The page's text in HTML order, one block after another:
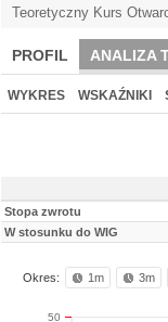
Teoretyczny Kurs
PROFIL ANALIZA
WYKRES WSKAŹNIKI
Stopa zwrotu
W stosunku do WIG
Okres:
1m 3m
50